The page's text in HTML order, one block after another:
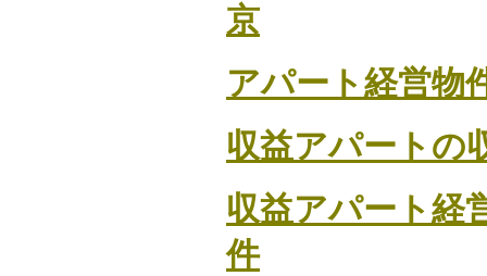
京
アパート経営物
収益アパートの
収益アパート経
件